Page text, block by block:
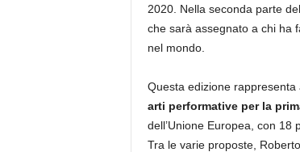
2020. Nella seconda parte
che sarà assegnato a chi ha
nel mondo.
Questa edizione rappresenta
arti performative per la
dell’Unione Europea, con 18
Tra le varie proposte,